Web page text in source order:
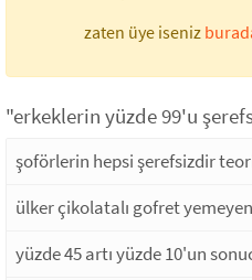
zaten üye iseniz
"erkeklerin yüzde 99'u
şoförlerin hepsi şerefsizdir
ülker çikolatalı gofret
yüzde 45 artı yüzde 10'un